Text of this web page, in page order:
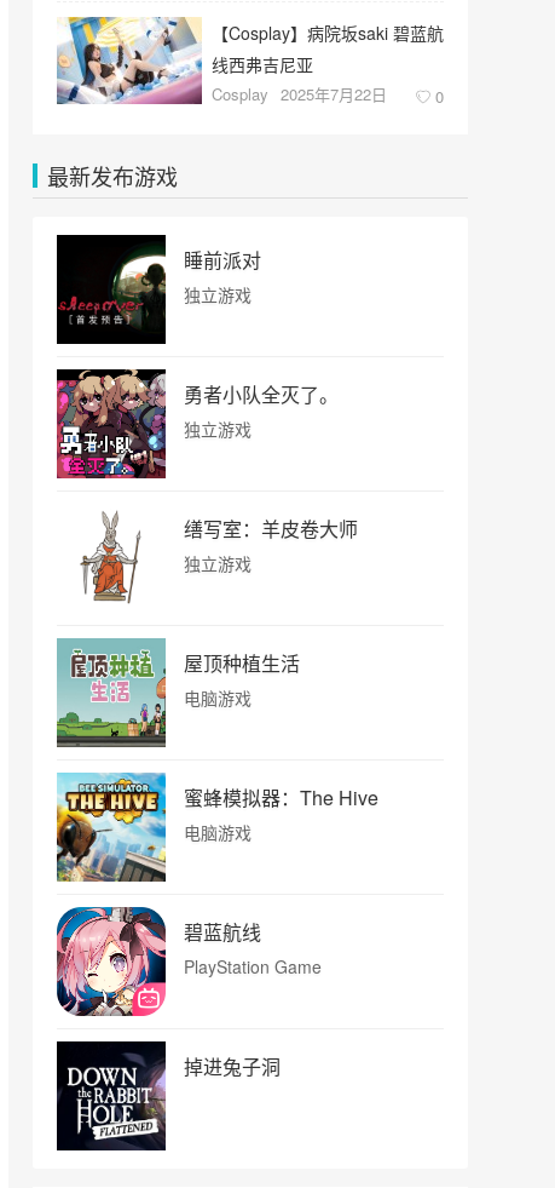
【Cosplay】病院坂saki 碧蓝航
线西弗吉尼亚
Cosplay 2025年7月22日 0
最新发布游戏
睡前派对
独立游戏
勇者小队全灭了。
独立游戏
缮写室：羊皮卷大师
独立游戏
屋顶种植生活
电脑游戏
蜜蜂模拟器：The Hive
电脑游戏
碧蓝航线
PlayStation Game
掉进兔子洞